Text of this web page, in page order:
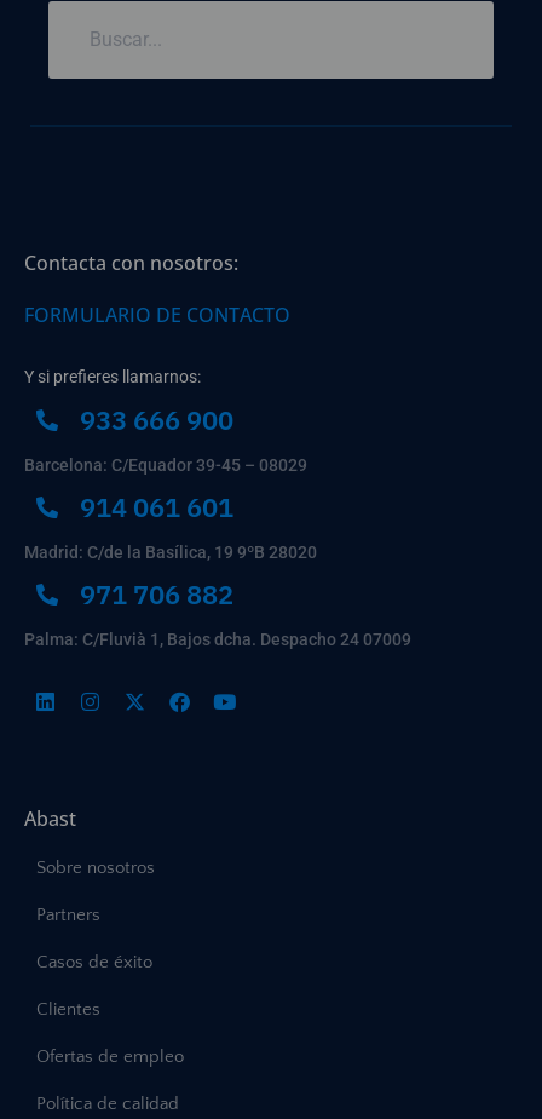
Contacta con nosotros:
FORMULARIO DE CONTACTO
Y si prefieres llamarnos:
933 666 900
Barcelona: C/Equador 39-45 – 08029
914 061 601
Madrid: C/de la Basílica, 19 9ºB 28020
971 706 882
Palma: C/Fluvià 1, Bajos dcha. Despacho 24 07009
Abast
Sobre nosotros
Partners
Casos de éxito
Clientes
Ofertas de empleo
Política de calidad